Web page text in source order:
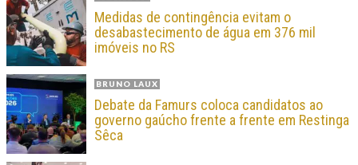
Medidas de contingência evitam o
desabastecimento de água em 376 mil
imóveis no RS
BRUNO LAUX
Debate da Famurs coloca candidatos ao
governo gaúcho frente a frente em Restinga
Sêca